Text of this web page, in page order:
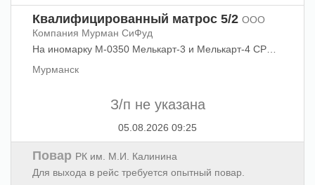
Квалифицированный матрос 5/2 ООО
Компания Мурман СиФуд
Мурманск
З/п не указана
05.08.2026 09:25
Повар РК им. М.И. Калинина
Для выхода в рейс требуется опытный повар.